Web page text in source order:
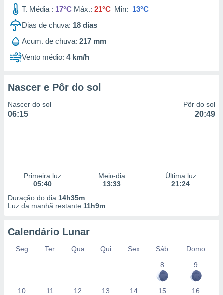
T. Média : 17°C Máx.: 21°C Min: 13°C
Dias de chuva: 18 dias
Acum. de chuva: 217 mm
Vento médio: 4 km/h
Nascer e Pôr do sol
Nascer do sol
06:15
Pôr do sol
20:49
Primeira luz
05:40
Meio-dia
13:33
Última luz
21:24
Duração do dia 14h35m
Luz da manhã restante 11h9m
Calendário Lunar
Seg Ter Qua Qui Sex Sáb
Domo
8
9
10 11 12 13 14 15 16